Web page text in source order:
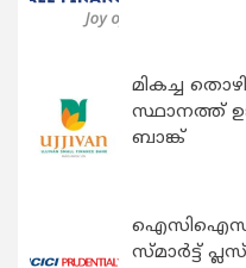
മികച്ച
സ്ഥാനത്ത്
ബാങ്ക്
സ്മാർട്ട്